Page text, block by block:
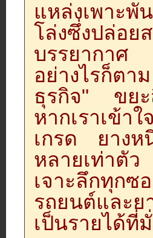
แหล่งเพาะพั
โล่งซึ่งปล่อย
บรรยากาศ
อย่างไรก็ต
ธุรกิจ" ขยะ
หากเราเข้า
เกรด ยางห
หลายเท่าตั
เจาะลึกทุกซ
รถยนต์และ
เป็นรายได้ที่